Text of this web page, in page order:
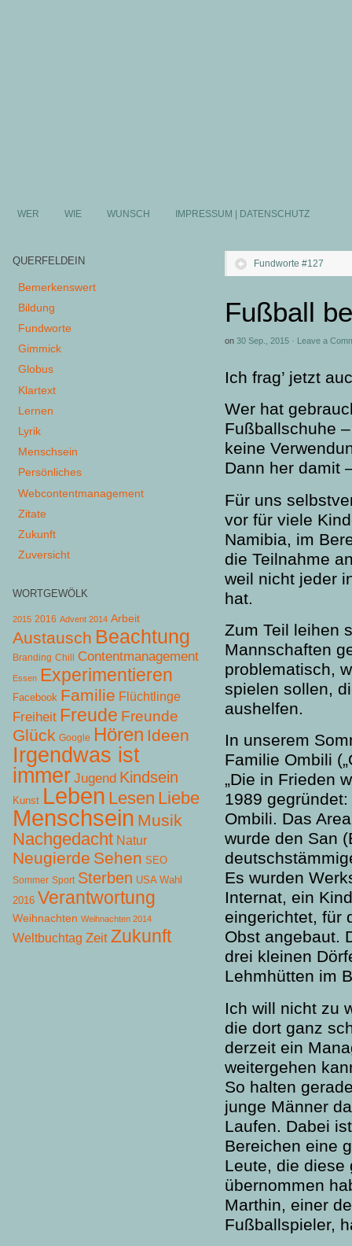
WER WIE WUNSCH IMPRESSUM | DATENSCHUTZ
Fundworte #127
Fußball
on 30 Sep., 2015 · Leave a
Ich frag’ jetzt
Wer hat
Fußballschuhe
keine
Dann her damit
Für uns
vor für viele
Namibia, im
die Teilnahme
weil nicht jeder
hat.
Zum Teil leihen
Mannschaften
problematisch,
spielen sollen,
aushelfen.
In unserem
Familie Ombili
„Die in Frieden
1989
Ombili. Das
wurde den San
Es wurden
Internat, ein
eingerichtet, für
Obst angebaut.
drei kleinen
Lehmhütten im
Ich will nicht zu
die dort ganz
derzeit ein
weitergehen
So halten
junge Männer
Laufen. Dabei
Bereichen eine
Leute, die diese
übernommen
Marthin, einer
Fußballspieler,
QUERFELDEIN
Bemerkenswert
Bildung
Fundworte
Gimmick
Globus
Klartext
Lernen
Lyrik
Menschsein
Persönliches
Webcontentmanagement
Zitate
Zukunft
Zuversicht
WORTGEWÖLK
2015 2016 Advent 2014 Arbeit
Austausch Beachtung
Branding Chill Contentmanagement
Essen Experimentieren
Facebook Familie Flüchtlinge
Freiheit Freude Freunde
Glück Google Hören Ideen
Irgendwas ist
immer Jugend Kindsein
Kunst Leben Lesen Liebe
Menschsein Musik
Nachgedacht Natur
Neugierde Sehen SEO
Sommer Sport Sterben USA Wahl
2016 Verantwortung
Weihnachten Weihnachten 2014
Weltbuchtag Zeit Zukunft